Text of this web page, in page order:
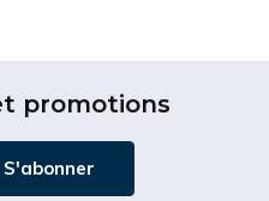
promotions
S'abonner